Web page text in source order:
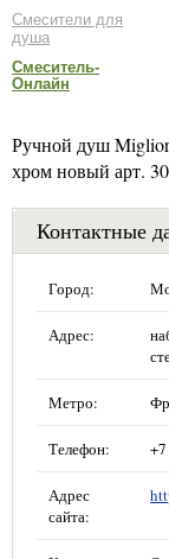
Смесители для
душа
Смеситель-
Онлайн
Ручной душ
хром новый арт.
Контактные
Город:
Адрес:
Метро:
Телефон:
Адрес
сайта: